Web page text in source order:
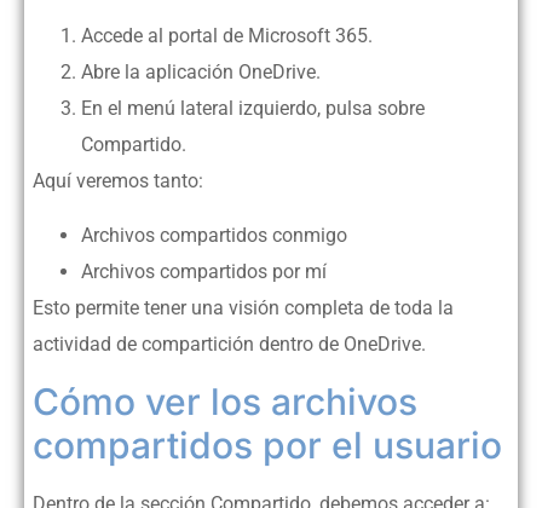
Accede al portal de Microsoft 365.
Abre la aplicación OneDrive.
En el menú lateral izquierdo, pulsa sobre
Compartido.
Aquí veremos tanto:
Archivos compartidos conmigo
Archivos compartidos por mí
Esto permite tener una visión completa de toda la
actividad de compartición dentro de OneDrive.
Cómo ver los archivos
compartidos por el usuario